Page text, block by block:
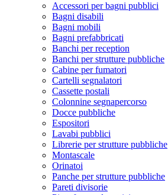
Accessori per bagni pubblici
Bagni disabili
Bagni mobili
Bagni prefabbricati
Banchi per reception
Banchi per strutture pubbliche
Cabine per fumatori
Cartelli segnalatori
Cassette postali
Colonnine segnapercorso
Docce pubbliche
Espositori
Lavabi pubblici
Librerie per strutture pubbliche
Montascale
Orinatoi
Panche per strutture pubbliche
Pareti divisorie